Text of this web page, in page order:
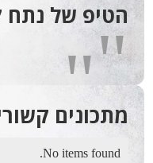
הטיפ של נתח
"
"
מתכונים
No items found.